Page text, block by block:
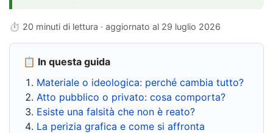
⏱ 20 minuti di lettura · aggiornato al 29 luglio 2026
📋 In questa guida
Materiale o ideologica: perché cambia tutto?
Atto pubblico o privato: cosa comporta?
Esiste una falsità che non è reato?
La perizia grafica e come si affronta